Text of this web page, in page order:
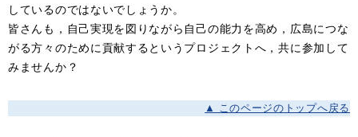
しているのではないでしょうか。
皆さんも，自己実現を図りながら自己の能力を高め，広島につな
がる方々のために貢献するというプロジェクトへ，共に参加して
みませんか？
▲ このページのトップへ戻る